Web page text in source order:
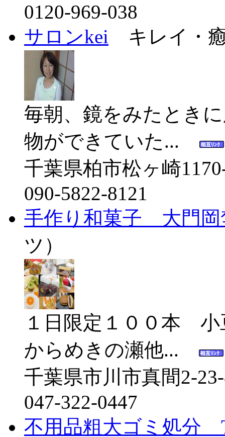
0120-969-038
サロンkei キレイ・
毎朝、鏡をみたとき
物ができていた...
千葉県柏市松ヶ崎
090-5822-8121
手作り和菓子 大門岡
ツ）
１日限定１００本
からめきの瀬他...
千葉県市川市真間2-
047-322-0447
不用品粗大ゴミ処分